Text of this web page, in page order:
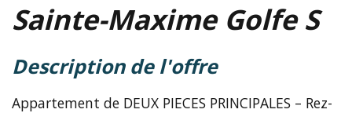
Sainte-Maxime Golfe S
description de l'offre
Appartement de DEUX PIECES PRINCIPALES – Rez-